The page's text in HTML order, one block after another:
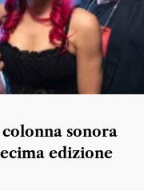
sonora
edizione